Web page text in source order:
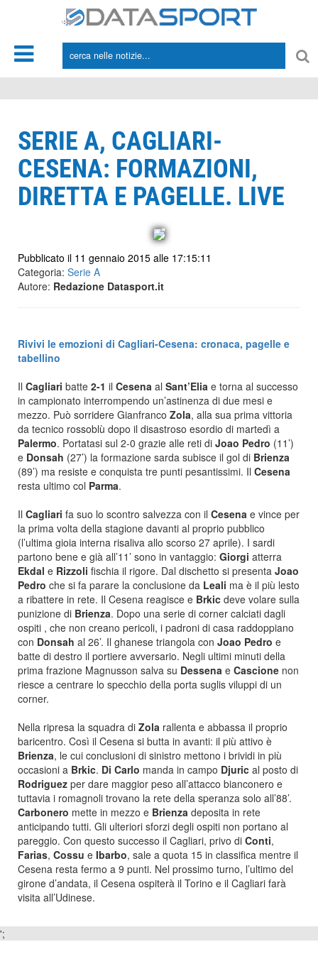
SERIE A, CAGLIARI-
CESENA: FORMAZIONI,
DIRETTA E PAGELLE. LIVE
Pubblicato il 11 gennaio 2015 alle 17:15:11
Categoria: Serie A
Autore: Redazione Datasport.it
Rivivi le emozioni di Cagliari-Cesena: cronaca, pagelle e
tabellino
Il Cagliari batte 2-1 il Cesena al Sant’Elia e torna al successo
in campionato interrompendo un’astinenza di due mesi e
mezzo. Può sorridere Gianfranco Zola, alla sua prima vittoria
da tecnico rossoblù dopo il disastroso esordio di martedì a
Palermo. Portatasi sul 2-0 grazie alle reti di Joao Pedro (11’)
e Donsah (27’) la formazione sarda subisce il gol di Brienza
(89’) ma resiste e conquista tre punti pesantissimi. Il Cesena
resta ultimo col Parma.
Il Cagliari fa suo lo scontro salvezza con il Cesena e vince per
la prima volta della stagione davanti al proprio pubblico
(l’ultima gioia interna risaliva allo scorso 27 aprile). I sardi
partono bene e già all’11’ sono in vantaggio: Giorgi atterra
Ekdal e Rizzoli fischia il rigore. Dal dischetto si presenta Joao
Pedro che si fa parare la conclusione da Leali ma è il più lesto
a ribattere in rete. Il Cesena reagisce e Brkic deve volare sulla
punizione di Brienza. Dopo una serie di corner calciati dagli
ospiti , che non creano pericoli, i padroni di casa raddoppiano
con Donsah al 26’. Il ghanese triangola con Joao Pedro e
batte di destro il portiere avversario. Negli ultimi minuti della
prima frazione Magnusson salva su Dessena e Cascione non
riesce a centrare lo specchio della porta suglis viluppi di un
corner.
Nella ripresa la squadra di Zola rallenta e abbassa il proprio
baricentro. Così il Cesena si butta in avanti: il più attivo è
Brienza, le cui conclusioni di sinistro mettono i brividi in più
occasioni a Brkic. Di Carlo manda in campo Djuric al posto di
Rodriguez per dare maggior peso all’attacco bianconero e
tuttavia i romagnoli trovano la rete della speranza solo all’88’.
Carbonero mette in mezzo e Brienza deposita in rete
anticipando tutti. Gli ulteriori sforzi degli ospiti non portano al
pareggio. Con questo successo il Cagliari, privo di Conti,
Farias, Cossu e Ibarbo, sale a quota 15 in classifica mentre il
Cesena resta fermo a 9 punti. Nel prossimo turno, l’ultimo del
girone d’andata, il Cesena ospiterà il Torino e il Cagliari farà
visita all’Udinese.
';